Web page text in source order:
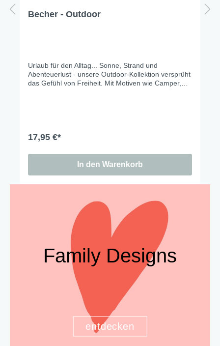
Becher - Outdoor
Urlaub für den Alltag... Sonne, Strand und
Abenteuerlust - unsere Outdoor-Kollektion versprüht
das Gefühl von Freiheit. Mit Motiven wie Camper,
17,95 €*
In den Warenkorb
Family Designs
entdecken